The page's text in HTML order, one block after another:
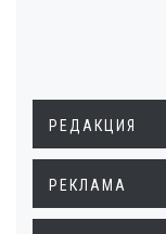
РЕДАКЦИЯ
РЕКЛАМА